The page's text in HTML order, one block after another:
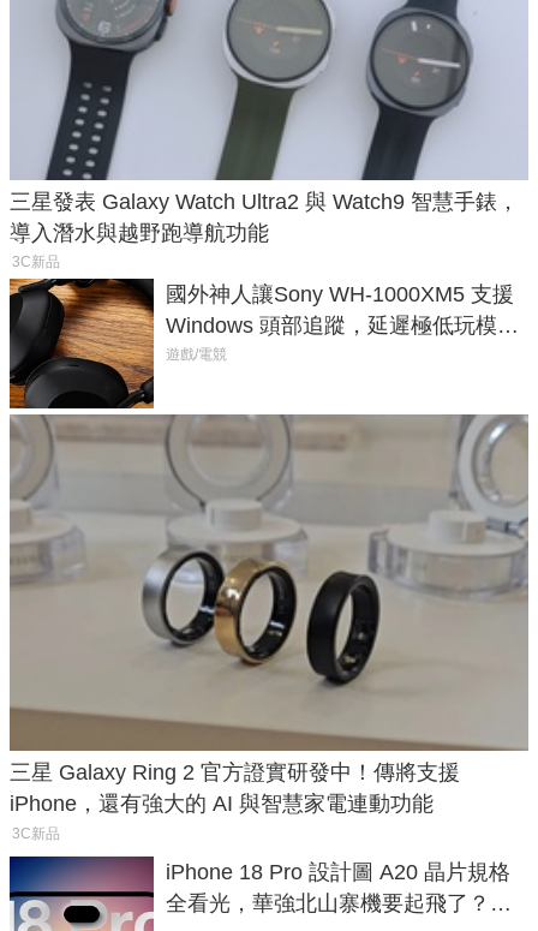
三星發表 Galaxy Watch Ultra2 與 Watch9 智慧手錶，
導入潛水與越野跑導航功能
3C新品
國外神人讓Sony WH-1000XM5 支援
Windows 頭部追蹤，延遲極低玩模擬
飛行超有感
遊戲/電競
三星 Galaxy Ring 2 官方證實研發中！傳將支援
iPhone，還有強大的 AI 與智慧家電連動功能
3C新品
iPhone 18 Pro 設計圖 A20 晶片規格
全看光，華強北山寨機要起飛了？專